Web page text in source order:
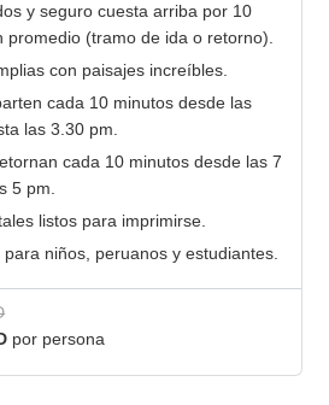
y seguro cuesta arriba por 10
promedio (tramo de ida o retorno).
con paisajes increíbles.
cada 10 minutos desde las
las 3.30 pm.
cada 10 minutos desde las 7
5 pm.
listos para imprimirse.
para niños, peruanos y estudiantes.
por persona